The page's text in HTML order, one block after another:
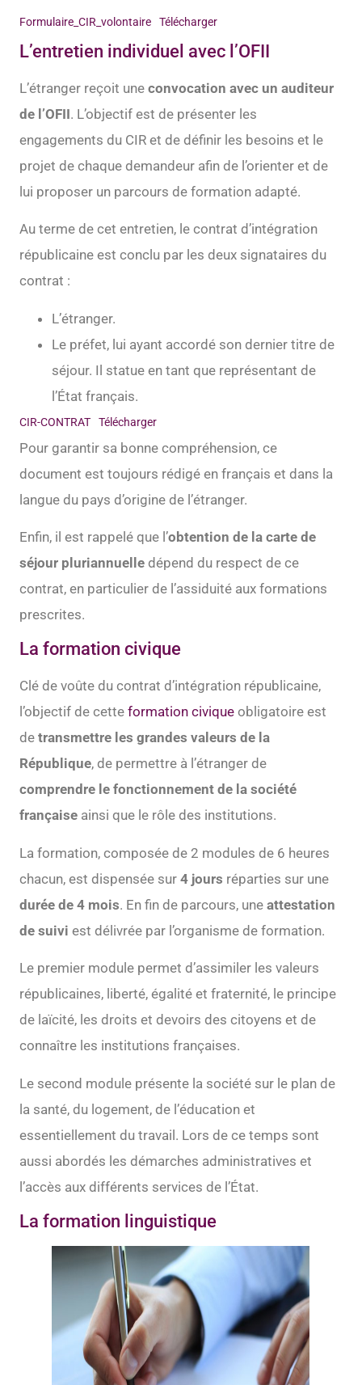
Formulaire_CIR_volontaire Télécharger
L’entretien individuel avec l’OFII
L’étranger reçoit une convocation avec un auditeur
de l’OFII. L’objectif est de présenter les
engagements du CIR et de définir les besoins et le
projet de chaque demandeur afin de l’orienter et de
lui proposer un parcours de formation adapté.
Au terme de cet entretien, le contrat d’intégration
républicaine est conclu par les deux signataires du
contrat :
L’étranger.
Le préfet, lui ayant accordé son dernier titre de
séjour. Il statue en tant que représentant de
l’État français.
CIR-CONTRAT Télécharger
Pour garantir sa bonne compréhension, ce
document est toujours rédigé en français et dans la
langue du pays d’origine de l’étranger.
Enfin, il est rappelé que l’obtention de la carte de
séjour pluriannuelledépend du respect de ce
contrat, en particulier de l’assiduité aux formations
prescrites.
La formation civique
Clé de voûte du contrat d’intégration républicaine,
l’objectif de cetteformation civique obligatoire est
de transmettre les grandes valeurs de la
République, de permettre à l’étranger de
comprendre le fonctionnement de la société
française ainsi que le rôle des institutions.
La formation, composée de 2 modules de 6 heures
chacun, est dispensée sur 4 jours réparties sur une
durée de 4 mois. En fin de parcours, une attestation
de suivi est délivrée par l’organisme de formation.
Le premier module permet d’assimiler les valeurs
républicaines, liberté, égalité et fraternité, le principe
de laïcité, les droits et devoirs des citoyens et de
connaître les institutions françaises.
Le second module présente la société sur le plan de
la santé, du logement, de l’éducation et
essentiellement du travail. Lors de ce temps sont
aussi abordés les démarches administratives et
l’accès aux différents services de l’État.
La formation linguistique